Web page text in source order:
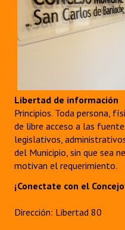
Libertad de información
Principios. Toda persona,
de libre acceso a las
legislativos,
del Municipio, sin que sea
motivan el requerimiento.
¡Conectate con el
Dirección: Libertad 80